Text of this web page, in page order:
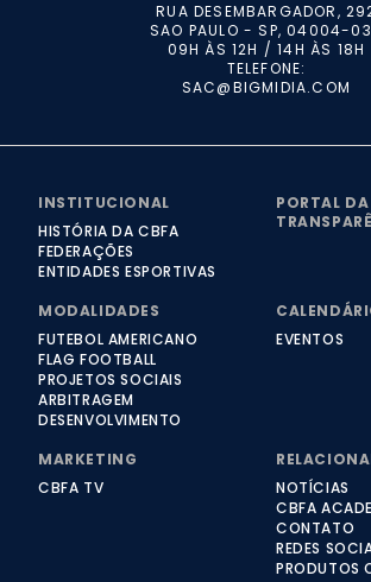
RUA DESEMBARGADOR,
SAO PAULO - SP, 04004-
09H ÀS 12H / 14H ÀS 18H
TELEFONE:
SAC@BIGMIDIA.COM
INSTITUCIONAL
HISTÓRIA DA CBFA
FEDERAÇÕES
ENTIDADES ESPORTIVAS
PORTAL DA
MODALIDADES
FUTEBOL AMERICANO
FLAG FOOTBALL
PROJETOS SOCIAIS
ARBITRAGEM
DESENVOLVIMENTO
EVENTOS
MARKETING
CBFA TV
NOTÍCIAS
CBFA
CONTATO
REDES
PRODUTOS